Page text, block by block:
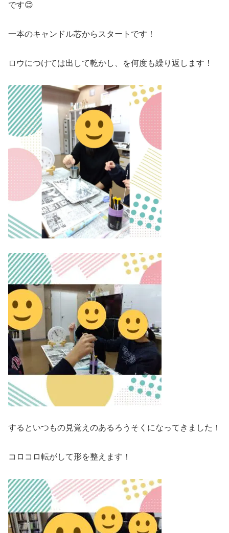
です😊
一本のキャンドル芯からスタートです！
ロウにつけては出して乾かし、を何度も繰り返します！
するといつもの見覚えのあるろうそくになってきました！
コロコロ転がして形を整えます！